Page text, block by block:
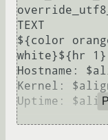
TEXT
${color
white}${hr 1}
Hostname:
Kernel:
Uptime: